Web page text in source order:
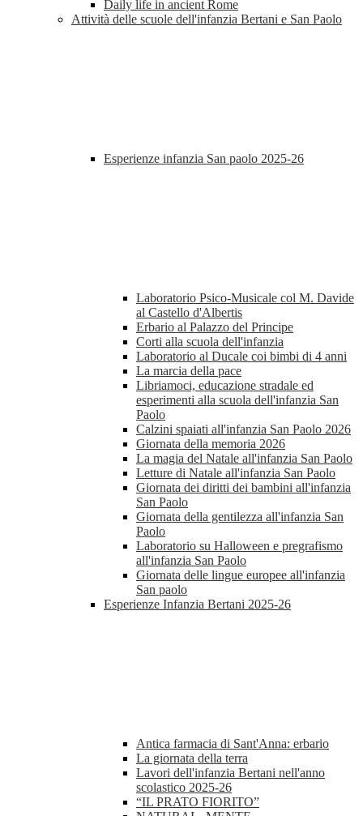
Daily life in ancient Rome
Attività delle scuole dell'infanzia Bertani e San Paolo
Esperienze infanzia San paolo 2025-26
Laboratorio Psico-Musicale col M. Davide
al Castello d'Albertis
Erbario al Palazzo del Principe
Corti alla scuola dell'infanzia
Laboratorio al Ducale coi bimbi di 4 anni
La marcia della pace
Libriamoci, educazione stradale ed
esperimenti alla scuola dell'infanzia San
Paolo
Calzini spaiati all'infanzia San Paolo 2026
Giornata della memoria 2026
La magia del Natale all'infanzia San Paolo
Letture di Natale all'infanzia San Paolo
Giornata dei diritti dei bambini all'infanzia
San Paolo
Giornata della gentilezza all'infanzia San
Paolo
Laboratorio su Halloween e pregrafismo
all'infanzia San Paolo
Giornata delle lingue europee all'infanzia
San paolo
Esperienze Infanzia Bertani 2025-26
Antica farmacia di Sant'Anna: erbario
La giornata della terra
Lavori dell'infanzia Bertani nell'anno
scolastico 2025-26
“IL PRATO FIORITO”